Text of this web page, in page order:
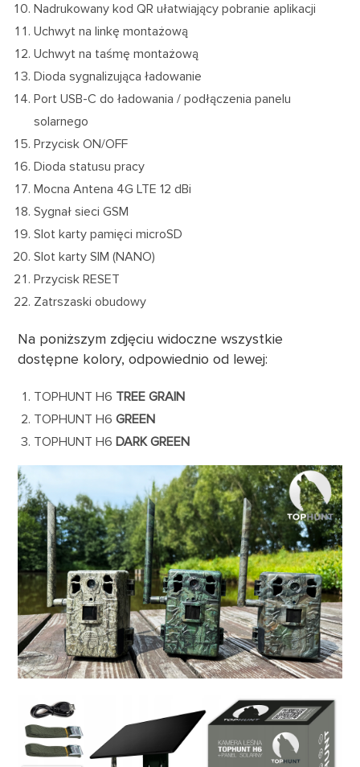
Nadrukowany kod QR ułatwiający pobranie aplikacji
Uchwyt na linkę montażową
Uchwyt na taśmę montażową
Dioda sygnalizująca ładowanie
Port USB-C do ładowania / podłączenia panelu
solarnego
Przycisk ON/OFF
Dioda statusu pracy
Mocna Antena 4G LTE 12 dBi
Sygnał sieci GSM
Slot karty pamięci microSD
Slot karty SIM (NANO)
Przycisk RESET
Zatrszaski obudowy
Na poniższym zdjęciu widoczne wszystkie
dostępne kolory, odpowiednio od lewej:
TOPHUNT H6 TREE GRAIN
TOPHUNT H6GREEN
TOPHUNT H6DARK GREEN